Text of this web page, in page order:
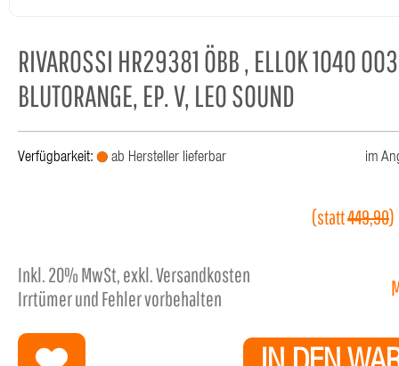
RIVAROSSI HR29381 ÖBB , ELLOK 1040 003
BLUTORANGE, EP. V, LEO SOUND
im
Verfügbarkeit: ab Hersteller lieferbar
(statt449,90
Inkl.20%MwSt, exkl. Versandkosten
Irrtümer und Fehler vorbehalten